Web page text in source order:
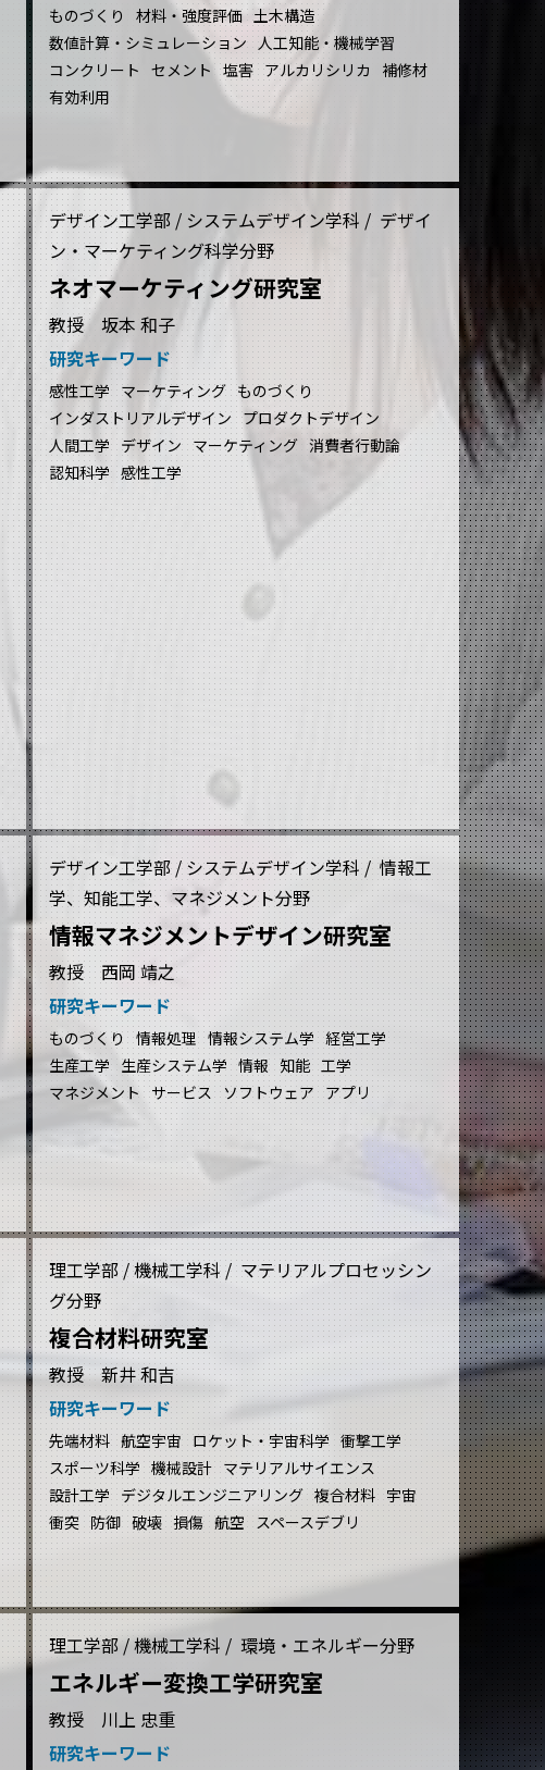
ものづくり
材料・強度評価 土木構造
数値計算・シミュレーション 人工知能・機械学習
コンクリート
セメント 塩害 アルカリシリカ
補修材
有効利用
デザイン工学部 / システムデザイン学科 / デザイ
ン・マーケティング科学分野
ネオマーケティング研究室
教授 坂本 和子
研究キーワード
感性工学 マーケティング ものづくり
インダストリアルデザイン プロダクトデザイン
人間工学 デザイン マーケティング 消費者行動論
認知科学 感性工学
デザイン工学部 / システムデザイン学科 / 情報工
学、知能工学、マネジメント分野
情報マネジメントデザイン研究室
教授 西岡 靖之
研究キーワード
ものづくり 情報処理 情報システム学 経営工学
生産工学 生産システム学 情報 知能 工学
マネジメント サービス ソフトウェア アプリ
理工学部 / 機械工学科 / マテリアルプロセッシン
グ分野
複合材料研究室
教授 新井 和吉
研究キーワード
先端材料 航空宇宙 ロケット・宇宙科学 衝撃工学
スポーツ科学 機械設計 マテリアルサイエンス
設計工学 デジタルエンジニアリング 複合材料 宇宙
衝突 防御 破壊 損傷 航空 スペースデブリ
理工学部 / 機械工学科 / 環境・エネルギー分野
エネルギー変換工学研究室
教授 川上 忠重
研究キーワード